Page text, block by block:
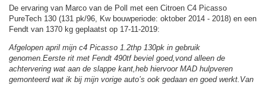
De ervaring van Marco van de Poll met een Citroen C4 Picasso
PureTech 130 (131 pk/96, Kw bouwperiode: oktober 2014 - 2018) en een
Fendt van 1370 kg geplaatst op 17-11-2019:
Afgelopen april mijn c4 Picasso 1.2thp 130pk in gebruik
genomen.Eerste rit met Fendt 490tf beviel goed,vond alleen de
achtervering wat aan de slappe kant,heb hiervoor MAD hulpveren
gemonteerd wat ik bij mijn vorige auto’s ook gedaan en goed werkt.Van